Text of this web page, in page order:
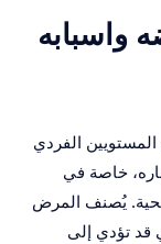
واسبابه
الفردي
خاصة في
يُصنف المرض
قد تؤدي إلى